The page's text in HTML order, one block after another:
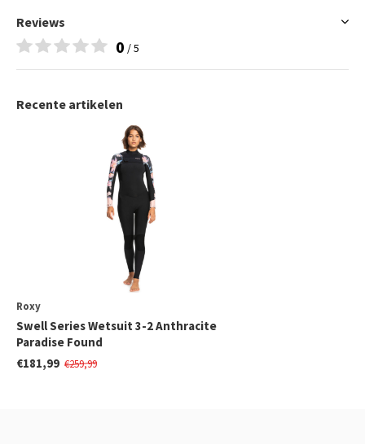
Reviews
0 / 5
Recente artikelen
Roxy
Swell Series Wetsuit 3-2 Anthracite
Paradise Found
€181,99 €259,99